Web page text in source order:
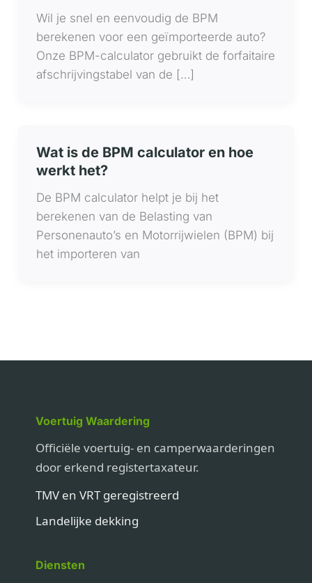
Wil je snel en eenvoudig de BPM
berekenen voor een geïmporteerde auto?
Onze BPM-calculator gebruikt de forfaitaire
afschrijvingstabel van de […]
Wat is de BPM calculator en hoe
werkt het?
De BPM calculator helpt je bij het
berekenen van de Belasting van
Personenauto’s en Motorrijwielen (BPM) bij
het importeren van
Voertuig Waardering
Officiële voertuig- en camperwaarderingen
door erkend registertaxateur.
TMV en VRT geregistreerd
Landelijke dekking
Diensten